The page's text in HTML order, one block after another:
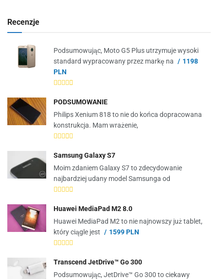
Recenzje
Podsumowując, Moto G5 Plus utrzymuje wysoki
standard wypracowany przez markę na
1198
PLN
PODSUMOWANIE
Philips Xenium 818 to nie do końca dopracowana
konstrukcja. Mam wrażenie,
Samsung Galaxy S7
Moim zdaniem Galaxy S7 to zdecydowanie
najbardziej udany model Samsunga od
Huawei MediaPad M2 8.0
Huawei MediaPad M2 to nie najnowszy już tablet,
który ciągle jest
1599 PLN
Transcend JetDrive™ Go 300
Podsumowując, JetDrive™ Go 300 to ciekawy